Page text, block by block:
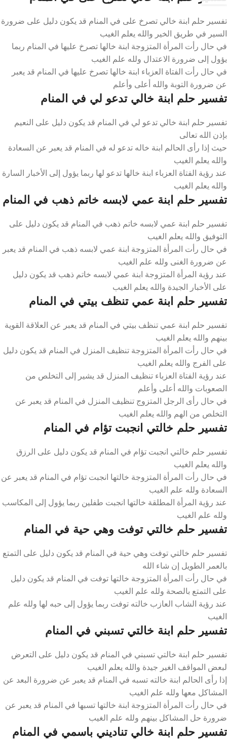
تفسير حلم ابنة خالي تصرخ على في المنام قد يكون دليل على ضرورة
السير في طريق الخير والله يعلم الغيب
في حال رأت المرأة المتزوجة ابنة خالها تصرخ عليها في المنام ربما
يؤول إلى ضرورة الاعتدال ولله علم الغيب
في حال رأت الفتاة العزباء ابنة خالها تصرخ عليها في المنام قد يعبر
عن ضرورة التوبة والله أعلى وأعلم
تفسير حلم ابنة خالي تدعو لي في المنام
تفسير حلم ابنة خالي تدعو لي في المنام قد يكون دليل على النعيم
بإذن الله تعالى
حيث إذا رأى الحالم ابنة خاله تدعو له في المنام قد يعبر عن السعادة
والله يعلم الغيب
عند رؤية الفتاة العزباء ابنة خالها تدعو لها ربما يؤول إلى الأخبار السارة
والله يعلم الغيب
تفسير حلم ابنة عمي لابسه خاتم ذهب في المنام
تفسير حلم ابنة عمي لابسه خاتم ذهب في المنام قد يكون دليل على
التوفيق والله يعلم الغيب
في حال رأت المرأة المتزوجة ابنة عمي لابسه ذهب في المنام قد يعبر
عن ضرورة الغنى ولله علم الغيب
عند رؤية المرأة المتزوجة ابنة عمي لابسه خاتم ذهب قد يكون دليل
على الأخبار الجيدة والله يعلم الغيب
تفسير حلم ابنة عمي تنظف بيتي في المنام
تفسير حلم ابنة عمي تنظف بيتي في المنام قد يعبر عن العلاقة القوية
بينهم والله يعلم الغيب
في حال رأت المرأة المتزوجة تنظيف المنزل في المنام قد يكون دليل
على الفرج والله يعلم الغيب
عند رؤية الفتاة العزباء تنظيف المنزل قد يشير إلى التخلص من
الصعوبات والله أعلى وأعلم
في حال رأى الرجل المتزوج تنظيف المنزل في المنام قد يعبر عن
التخلص من الهم والله يعلم الغيب
تفسير حلم خالتي انجبت تؤام في المنام
تفسير حلم خالتي انجبت تؤام في المنام قد يكون دليل على الرزق
والله يعلم الغيب
في حال رأت المرأة المتزوجة خالتها انجبت تؤام في المنام قد يعبر عن
السعادة ولله علم الغيب
عند رؤية المرأة المطلقة خالتها انجبت طفلين ربما يؤول إلى المكاسب
ولله علم الغيب
تفسير حلم خالتي توفت وهي حية في المنام
تفسير حلم خالتي توفت وهي حية في المنام قد يكون دليل على التمتع
بالعمر الطويل إن شاء الله
في حال رأت المرأة المتزوجة خالتها توفت في المنام قد يكون دليل
على التمتع بالصحة ولله علم الغيب
عند رؤية الشاب العازب خالته توفت ربما يؤول إلى حبه لها ولله علم
الغيب
تفسير حلم ابنة خالتي تسبني في المنام
تفسير حلم ابنة خالتي تسبني في المنام قد يكون دليل على التعرض
لبعض المواقف الغير جيدة والله يعلم الغيب
إذا رأى الحالم ابنة خالته تسبه في المنام قد يعبر عن ضرورة البعد عن
المشاكل معها ولله علم الغيب
في حال رأت المرأة المتزوجة ابنة خالتها تسبها في المنام قد يعبر عن
ضرورة حل المشاكل بينهم ولله علم الغيب
تفسير حلم ابنة خالي تناديني باسمي في المنام